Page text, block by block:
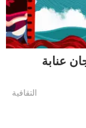
عنابة
التقافية